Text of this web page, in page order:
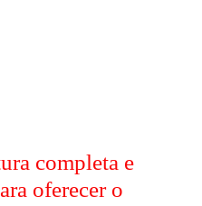
completa e
oferecer o